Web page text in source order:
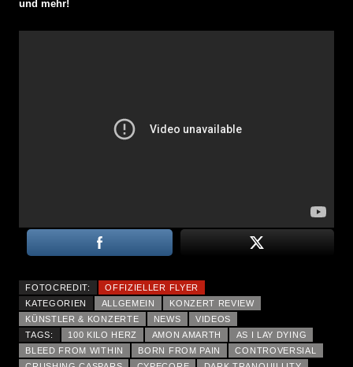
und mehr!
FOTOCREDIT:
OFFIZIELLER FLYER
KATEGORIEN
ALLGEMEIN
KONZERT REVIEW
KÜNSTLER & KONZERTE
NEWS
VIDEOS
TAGS:
100 KILO HERZ AMON AMARTH
AS I LAY DYING
BLEED FROM WITHIN
BORN FROM PAIN
CONTROVERSIAL